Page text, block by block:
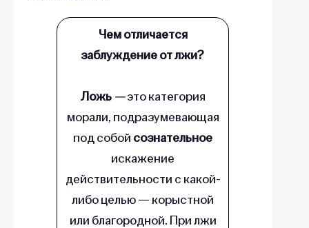
Чем отличается
заблуждение от лжи?
Ложь —это категория
морали, подразумевающая
под собой сознательное
искажение
действительности с какой-
либо целью — корыстной
или благородной. При лжи